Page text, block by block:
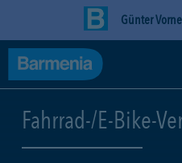
Günter
Fahrrad-/E-Bike-